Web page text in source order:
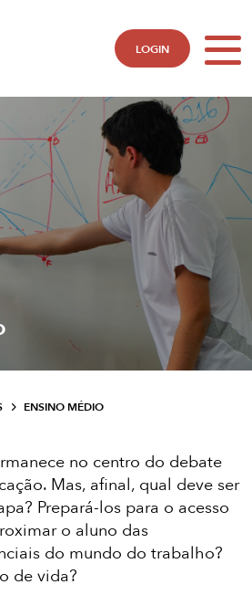
LOGIN
ENSINO MÉDIO
no centro do debate
Mas, afinal, qual deve ser
Prepará-los para o acesso
o aluno das
do mundo do trabalho?
de vida?